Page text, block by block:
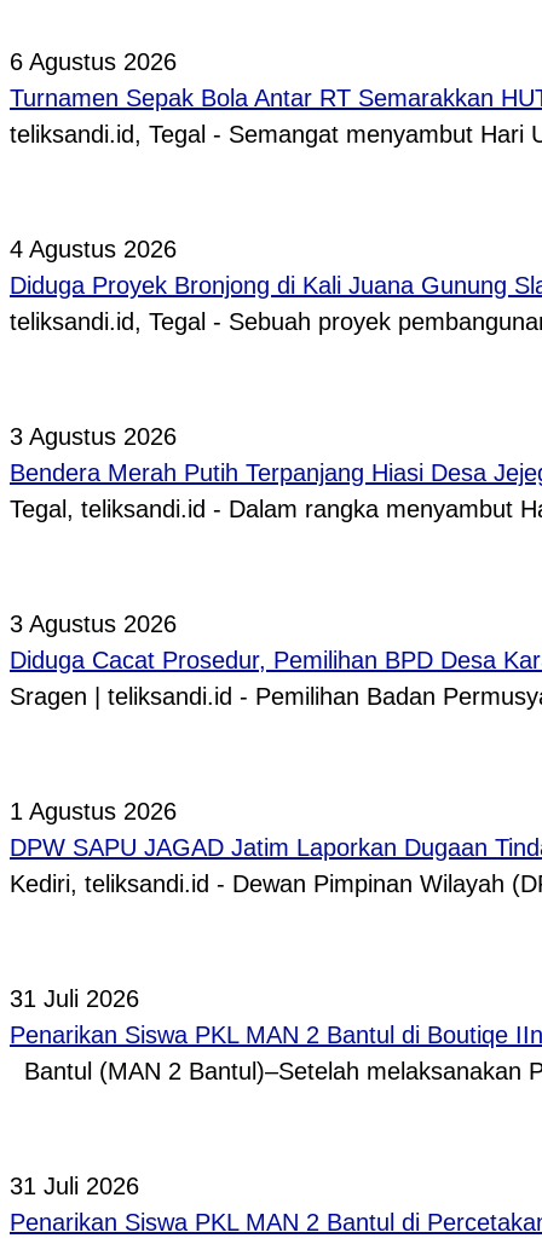
6 Agustus 2026
Turnamen Sepak Bola Antar RT Semarakkan
teliksandi.id, Tegal - Semangat menyambut Hari
4 Agustus 2026
Diduga Proyek Bronjong di Kali Juana Gunung
teliksandi.id, Tegal - Sebuah proyek
3 Agustus 2026
Bendera Merah Putih Terpanjang Hiasi Desa
Tegal, teliksandi.id - Dalam rangka menyambut
3 Agustus 2026
Diduga Cacat Prosedur, Pemilihan BPD Desa
Sragen | teliksandi.id - Pemilihan Badan
1 Agustus 2026
DPW SAPU JAGAD Jatim Laporkan Dugaan
Kediri, teliksandi.id - Dewan Pimpinan Wilayah
31 Juli 2026
Penarikan Siswa PKL MAN 2 Bantul di Boutiqe
Bantul (MAN 2 Bantul)–Setelah melaksanakan
31 Juli 2026
Penarikan Siswa PKL MAN 2 Bantul di